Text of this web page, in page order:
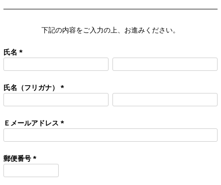
下記の内容をご入力の上、お進みください。
氏名
必
須
)
氏名（フリガナ）
必
須
)
Ｅメールアドレス
必
郵便番号
必